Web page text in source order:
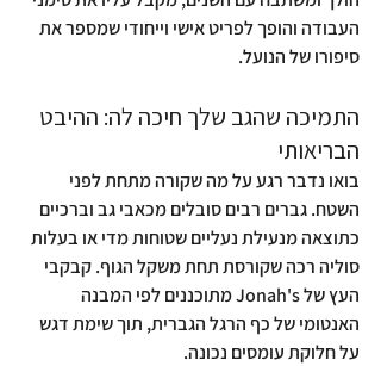
העבודה והופך לפריט אישי וייחודי שמספר את
סיפורו של הנועל.
התמיכה שהגב שלך חיכה לה: ההיבט
הבריאותי
בואו נדבר רגע על מה שקורה מתחת לפני
השטח. גברים רבים סובלים מכאבי גב וברכיים
כתוצאה מנעילת נעליים שטוחות מדי או בעלות
סוליה רכה שקורסת תחת משקל הגוף. קבקבי
העץ של Jonah's מתוכננים לפי המבנה
האנטומי של כף הרגל הגברית, תוך שימת דגש
על חלוקת עומסים נכונה.